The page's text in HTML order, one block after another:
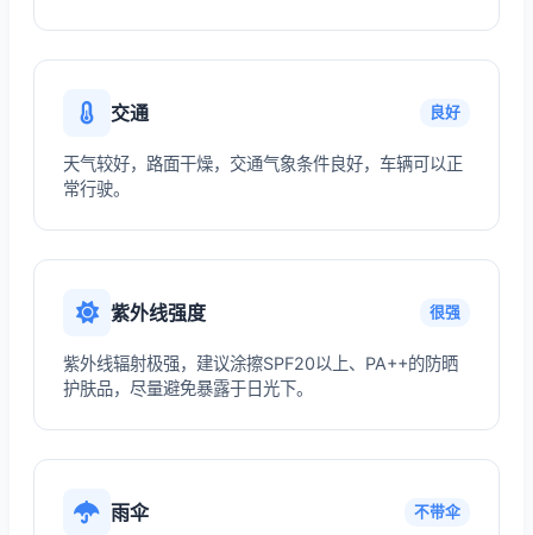
交通 良好
天气较好，路面干燥，交通气象条件良好，车辆可以正
常行驶。
紫外线强度 很强
紫外线辐射极强，建议涂擦SPF20以上、PA++的防晒
护肤品，尽量避免暴露于日光下。
雨伞 不带伞